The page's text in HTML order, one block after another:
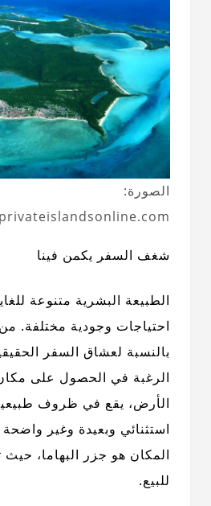
الصورة:
شغف السفر يكمن فينا
الطبيعة البشرية متنوعة
احتياجات وجودية مختلفة.
بالنسبة لعشاق السفر
الرغبة في الحصول على
الأرض، يقع في ظروف
استثنائي وبعيدة وغير
المكان هو جزر البهاما،
للبيع.